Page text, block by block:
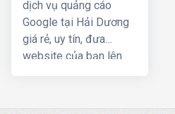
dịch vụ quảng cáo
Google tại Hải Dương
giá rẻ, uy tín, đưa
website của bạn lên
nhanh chóng với chi phí